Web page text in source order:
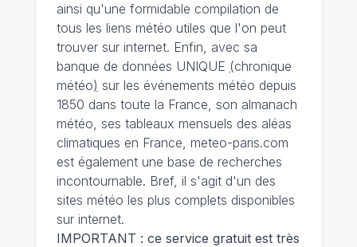
ainsi qu'une formidable compilation de
tous les liens météo utiles que l'on peut
trouver sur internet. Enfin, avec sa
banque de données UNIQUE (chronique
météo) sur les événements météo depuis
1850 dans toute la France, son almanach
météo, ses tableaux mensuels des aléas
climatiques en France, meteo-paris.com
est également une base de recherches
incontournable. Bref, il s'agit d'un des
sites météo les plus complets disponibles
sur internet.
IMPORTANT : ce service gratuit est très